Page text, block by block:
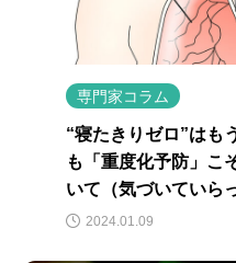
専門家コラム
“寝たきりゼロ”はも
も「重度化予防」こ
いて（気づいていら
2024.01.09